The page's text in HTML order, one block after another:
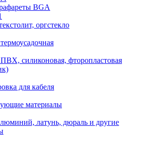
BGA
оргстекло
силиконовая, фторопластовая
для кабеля
материалы
латунь, дюраль и другие